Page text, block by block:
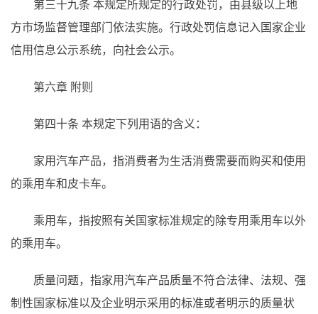
第三十九条 本规定所规定的行政处罚，由县级以上地
方市场监督管理部门依法实施。行政处罚信息记入国家企业
信用信息公示系统，向社会公示。
第六章 附则
第四十条 本规定下列用语的含义：
家用汽车产品，指消费者为生活消费需要而购买和使用
的乘用车和皮卡车。
乘用车，指按照有关国家标准规定的除专用乘用车以外
的乘用车。
质量问题，指家用汽车产品质量不符合法律、法规、强
制性国家标准以及企业明示采用的标准或者明示的质量状